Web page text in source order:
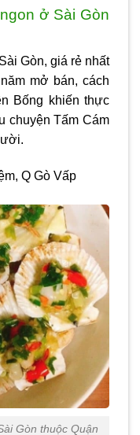
ở Sài Gòn
Gòn, giá rẻ nhất
mở bán, cách
Bống khiến thực
chuyện Tấm Cám
Q Gò Vấp
Gòn thuộc Quận